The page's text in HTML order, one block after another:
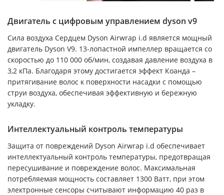
Двигатель с цифровым управлением dyson v9
Сила воздуха Сердцем Dyson Airwrap i.d является мощный
двигатель Dyson V9. 13-лопастной импеллер вращается со
скоростью до 110 000 об/мин, создавая давление воздуха в
3,2 кПа. Благодаря этому достигается эффект Коанда –
притягивание волос к поверхности насадки с помощью
струи воздуха, обеспечивая эффективную и бережную
укладку.
Интеллектуальный контроль температуры
Защита от повреждений Dyson Airwrap i.d обеспечивает
интеллектуальный контроль температуры, предотвращая
пересушивание и повреждение волос. Максимальная
потребляемая мощность составляет 1300 Ватт, при этом
электронные сенсоры считывают информацию 40 раз в